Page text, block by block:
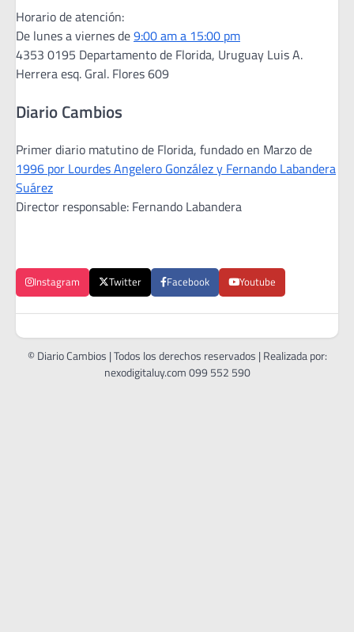
Horario de atención:
De lunes a viernes de9:00 am a 15:00 pm
4353 0195 Departamento de Florida, Uruguay Luis A.
Herrera esq. Gral. Flores 609
Diario Cambios
Primer diario matutino de Florida, fundado en Marzo de
1996 por Lourdes Angelero González y Fernando Labandera
Suárez
Director responsable: Fernando Labandera
Instagram Twitter Facebook Youtube